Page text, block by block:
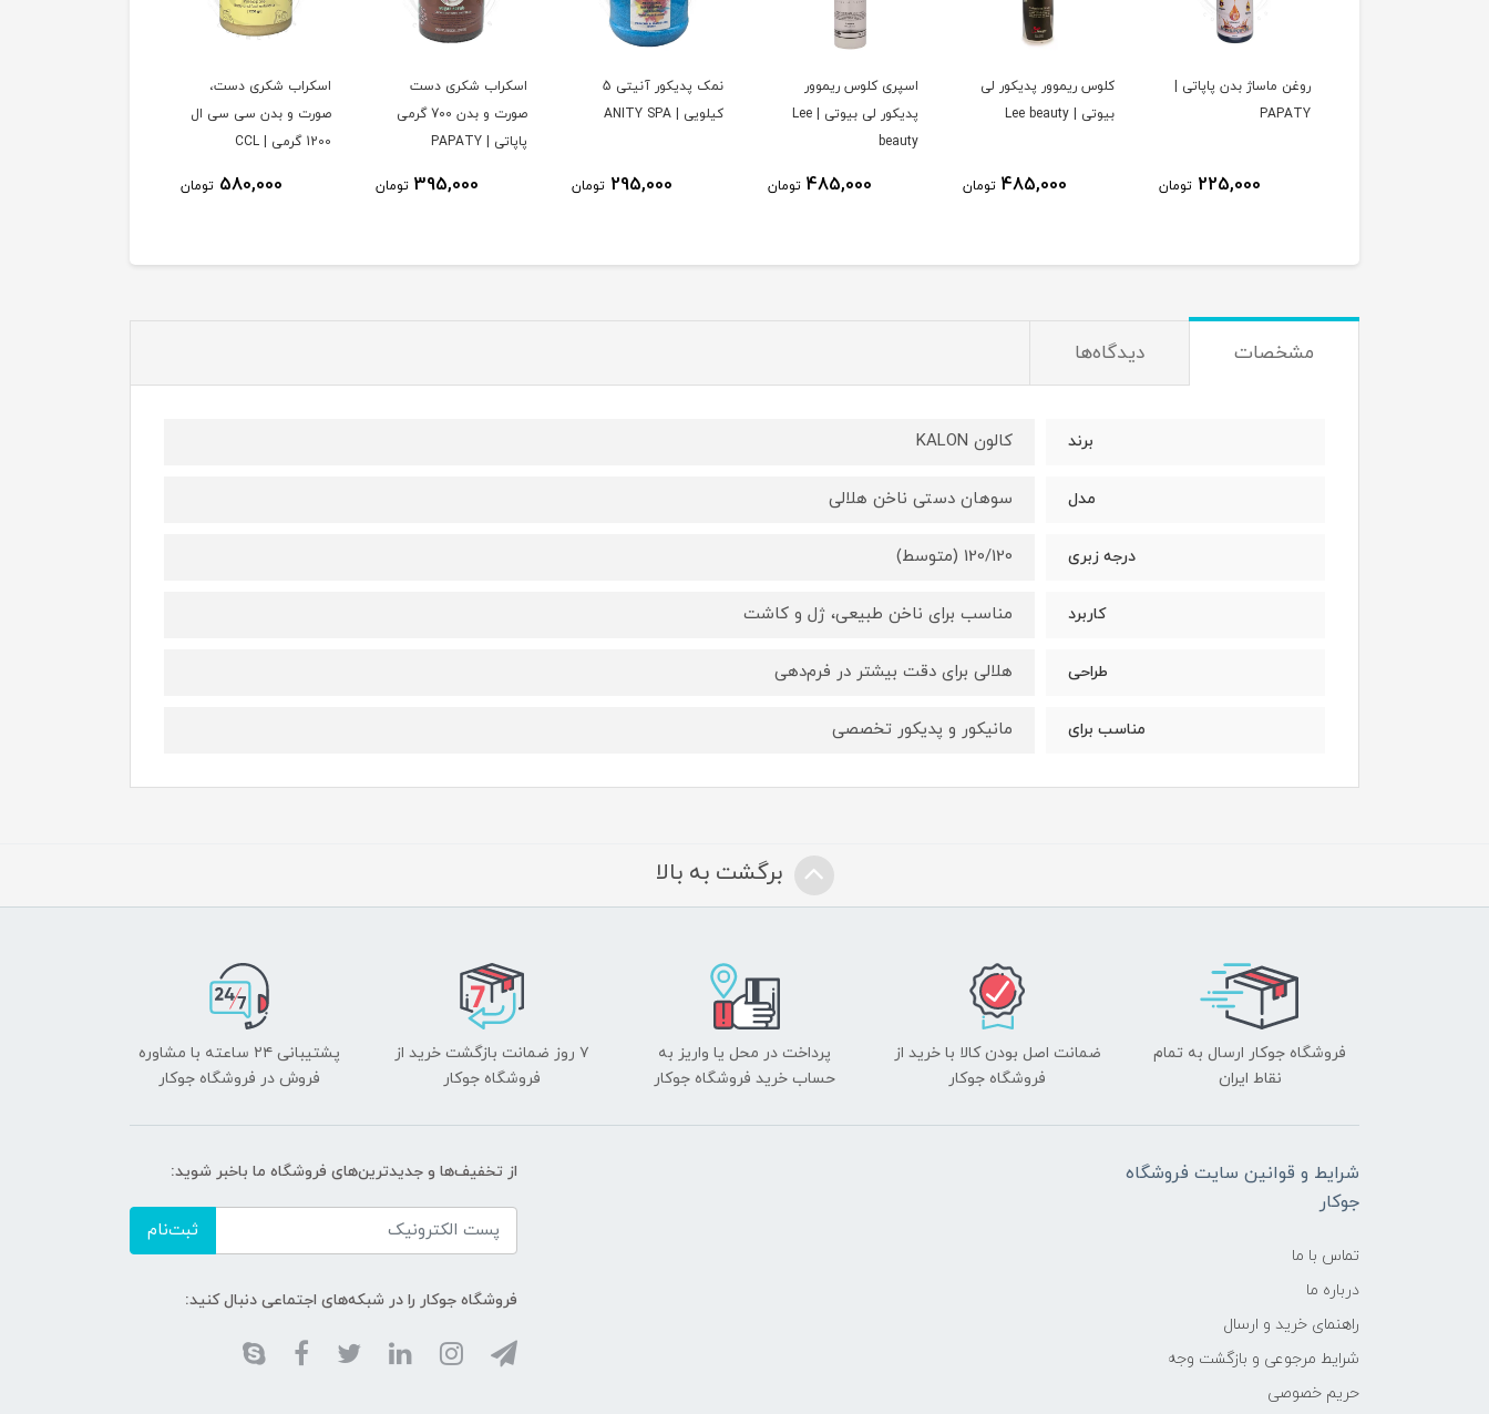
کلوس ریموور پدیکور لی
بیوتی | Lee beauty
485,000 تومان
اسپری کلوس ریموور
پدیکور لی بیوتی | Lee
485,000 تومان
کیلویی | ANITY SPA
295,000 تومان
اسکراب شکری دست
صورت و بدن 700 گرمی
395,000 تومان
اسکراب شکری دست،
صورت و بدن سی سی ال
1200 گرمی | CCL
580,000 تومان
ست تیغ پدیکور 3 تایی
رینگ | RING
265,000 تومان
مشخصات دیدگاه‌ها
برند کالون KALON
مدل سوهان دستی ناخن هلالی
درجه زبری 120/120 (متوسط)
کاربرد مناسب برای ناخن طبیعی، ژل و کاشت
طراحی هلالی برای دقت بیشتر در فرم‌دهی
مناسب برای مانیکور و پدیکور تخصصی
برگشت به بالا
فروشگاه جوکار ارسال به تمام
نقاط ایران
ضمانت اصل بودن کالا با خرید از
فروشگاه جوکار
پرداخت در محل یا واریز به
حساب خرید فروشگاه جوکار
۷ روز ضمانت بازگشت خرید از
فروشگاه جوکار
پشتیبانی ۲۴ ساعته با مشاوره
فروش در فروشگاه جوکار
شرایط و قوانین سایت فروشگاه
جوکار
تماس با ما
درباره ما
راهنمای خرید و ارسال
شرایط مرجوعی و بازگشت وجه
حریم خصوصی
از تخفیف‌ها و جدیدترین‌های فروشگاه ما باخبر شوید:
ثبت‌نام
فروشگاه جوکار را در شبکه‌های اجتماعی دنبال کنید: